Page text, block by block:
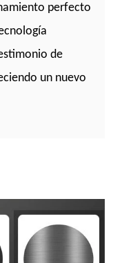
perfecto
de
un nuevo